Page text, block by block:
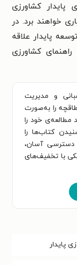
پایدار کشاورزی
خواهند برد. در
پایدار علاقه
کشاورزی
و مدیریت
را به‌صورت
مطالعه‌ی خود را
کتاب‌ها را
دسترسی آسان،
با تخفیف‌های
پایدار